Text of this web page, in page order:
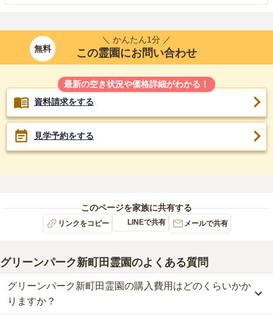
無料
＼ かんたん1分 ／
この霊園にお問い合わせ
最新の空き状況や価格詳細がわかる！
資料請求をする
見学予約をする
このページを家族に共有する
リンクをコピー LINEで共有 メールで共有
グリーンパーク新町田霊園のよくある質問
グリーンパーク新町田霊園の購入費用はどのくらいかか
りますか？